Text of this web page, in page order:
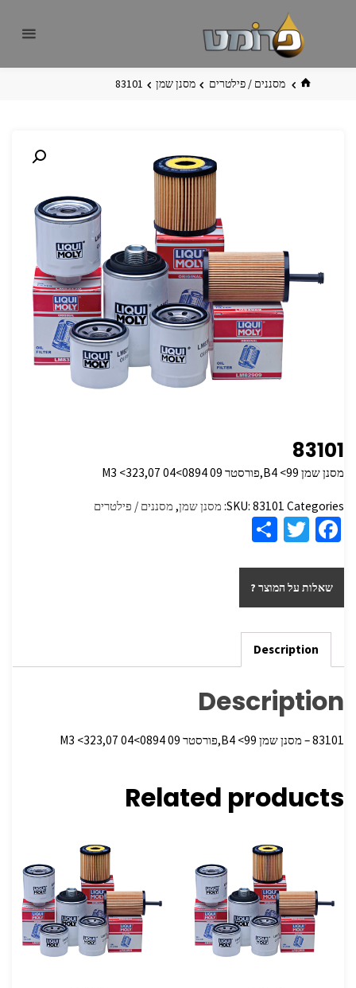
בית מסננים / פילטרים מסנן שמן 83101
83101
מסנן שמן B4 <99,פורסטר 09 M3 <323,07 04<0894
SKU: 83101 Categories: מסנן שמן, מסננים / פילטרים
Fa
b
o
o
k
T
tt
er
ar
e
שאלות על המוצר ?
Description
Description
83101 – מסנן שמן B4 <99,פורסטר 09 M3 <323,07 04<0894
Related products